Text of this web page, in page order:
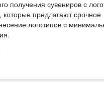
получения сувениров с
которые предлагают срочное
логотипов с